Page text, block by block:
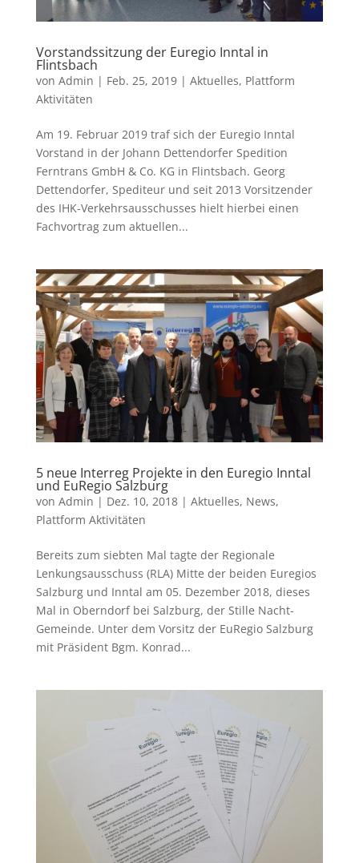
Vorstandssitzung der Euregio Inntal in
Flintsbach
von Admin | Feb. 25, 2019| Aktuelles, Plattform
Aktivitäten
Am 19. Februar 2019 traf sich der Euregio Inntal
Vorstand in der Johann Dettendorfer Spedition
Ferntrans GmbH & Co. KG in Flintsbach. Georg
Dettendorfer, Spediteur und seit 2013 Vorsitzender
des IHK-Verkehrsausschusses hielt hierbei einen
Fachvortrag zum aktuellen...
5 neue Interreg Projekte in den Euregio Inntal
und EuRegio Salzburg
von Admin | Dez. 10, 2018| Aktuelles, News,
Plattform Aktivitäten
Bereits zum siebten Mal tagte der Regionale
Lenkungsausschuss (RLA) Mitte der beiden Euregios
Salzburg und Inntal am 05. Dezember 2018, dieses
Mal in Oberndorf bei Salzburg, der Stille Nacht-
Gemeinde. Unter dem Vorsitz der EuRegio Salzburg
mit Präsident Bgm. Konrad...